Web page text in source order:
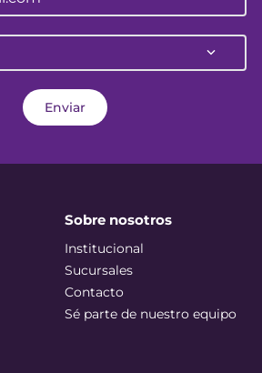
Enviar
Sobre nosotros
Institucional
Sucursales
Contacto
Sé parte de nuestro equipo